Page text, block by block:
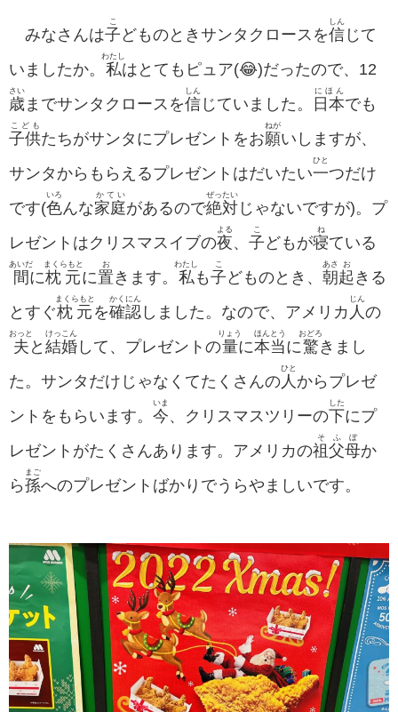
みなさんは子
こ
どものときサンタクロースを信
しん
じて
いましたか。 私
わたし
はとてもピュア(😂)だったので、12
歳
さい
までサンタクロースを信
しん
じていました。 日本
にほん
でも
子供
こども
たちがサンタにプレゼントをお願
ねが
いしますが、
サンタからもらえるプレゼントはだいたい一
ひと
つだけ
です(色
いろ
んな家庭
かてい
があるので絶対
ぜったい
じゃないですが)。プ
レゼントはクリスマスイブの夜
よる
、 子
こ
どもが寝
ね
ている
間
あいだ
に枕元
まくらもと
に置
お
きます。 私
わたし
も子
こ
どものとき、 朝
あさ
起
お
きる
とすぐ枕元
まくらもと
を確認
かくにん
しました。なので、アメリカ 人
じん
の
夫
おっと
と 結婚
けっこん
して、プレゼントの量
りょう
に本当
ほんとう
に驚
おどろ
きまし
た。サンタだけじゃなくてたくさんの 人
ひと
からプレゼ
ントをもらいます。 今
いま
、クリスマスツリーの下
した
にプ
レゼントがたくさんあります。アメリカの祖父母
そふぼ
か
ら孫
まご
へのプレゼントばかりでうらやましいです。